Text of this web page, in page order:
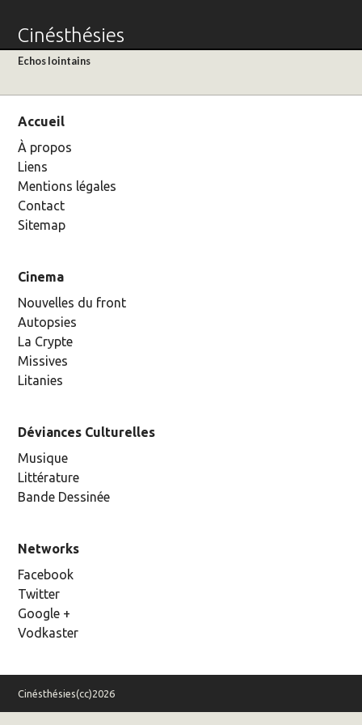
Cinésthésies
Echos lointains
Accueil
À propos
Liens
Mentions légales
Contact
Sitemap
Cinema
Nouvelles du front
Autopsies
La Crypte
Missives
Litanies
Déviances Culturelles
Musique
Littérature
Bande Dessinée
Networks
Facebook
Twitter
Google +
Vodkaster
Cinésthésies(cc)2026